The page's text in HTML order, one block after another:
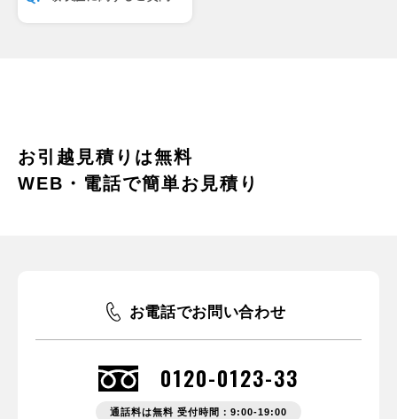
お引越見積りは無料
WEB・電話で簡単お見積り
お電話でお問い合わせ
0120-0123-33
通話料は無料 受付時間：9:00-19:00